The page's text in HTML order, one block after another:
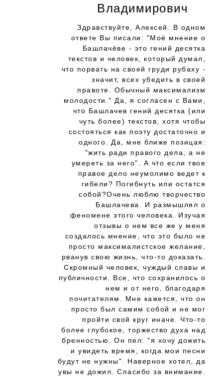
Владимирович
Здравствуйте, Алексей. В одном
ответе Вы писали: "Моё мнение о
Башлачёве - это гений десятка
текстов и человек, который думал,
что порвать на своей груди рубаху -
значит, всех убедить в своей
правоте. Обычный максимализм
молодости." Да, я согласен с Вами,
что Башлачев гений десятка (или
чуть более) текстов, хотя чтобы
состояться как поэту достаточно и
одного. Да, мне ближе позицая:
"жить ради правого дела, а не
умереть за него". А что если твое
правое дело неумолимо ведет к
гибели? Погибнуть или остатся
собой?Очень люблю творчество
Башлачева. И размышлял о
феномене этого человека. Изучая
отзывы о нем все же у меня
создалось мнение, что это было не
просто максималистское желание,
рванув свою жизнь, что-то доказать.
Скромный человек, чуждый славы и
публичности. Все, что сохранилось о
нем и от него, благодаря
почитателям. Мне кажется, что он
просто был самим собой и не мог
пройти свой круг иначе. Что-то
более глубокое, торжество духа над
бренностью. Он пел: "я хочу дожить
и увидеть время, когда мои песни
будут не нужны". Наверное хотел, да
увы не дожил. Спасибо за внимание.